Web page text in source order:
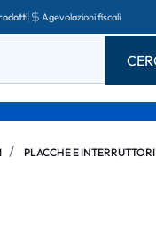
Agevolazioni fiscali
PLACCHE E INTERRUTTORI